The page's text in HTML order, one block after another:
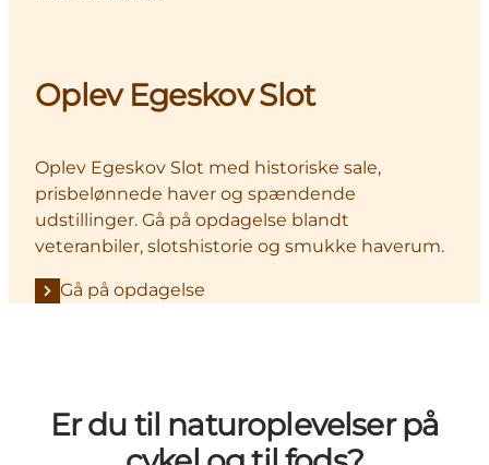
Oplev Egeskov Slot
Oplev Egeskov Slot med historiske sale,
prisbelønnede haver og spændende
udstillinger. Gå på opdagelse blandt
veteranbiler, slotshistorie og smukke haverum.
Gå på opdagelse
Er du til naturoplevelser på